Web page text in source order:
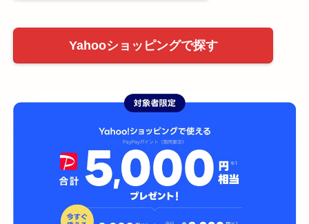
Yahooショッピングで探す